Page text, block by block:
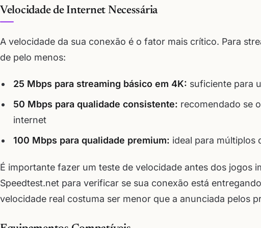
Velocidade de Internet Necessária
A velocidade da sua conexão é o fator mais crítico. Para
de pelo menos:
25 Mbps para streaming básico em 4K: suficiente para
50 Mbps para qualidade consistente: recomendado se
internet
100 Mbps para qualidade premium: ideal para múltiplos
É importante fazer um teste de velocidade antes dos jogos
Speedtest.net para verificar se sua conexão está
velocidade real costuma ser menor que a anunciada pelos